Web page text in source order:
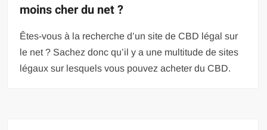
moins cher du net ?
Êtes-vous à la recherche d’un site de CBD légal sur
le net ? Sachez donc qu’il y a une multitude de sites
légaux sur lesquels vous pouvez acheter du CBD.